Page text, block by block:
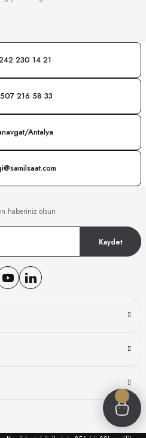
230 14 21
216 58 33
Antalya
haberiniz olsun
Kaydet